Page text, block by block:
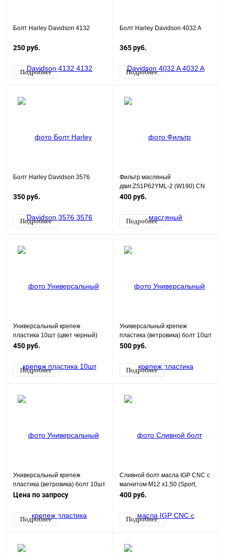
Болт Harley Davidson 4132
250 руб.
Подробнее
Болт Harley Davidson 4032 A
365 руб.
Подробнее
Болт Harley Davidson 3576
350 руб.
Подробнее
Фильтр масляный
двиг.ZS1P62YML-2 (W190) CN
400 руб.
Подробнее
Универсальный крепеж
пластика 10шт (цвет черный)
450 руб.
Подробнее
Универсальный крепеж
пластика (ветровика) болт 10шт
(черный)
500 руб.
Подробнее
Универсальный крепеж
пластика (ветровика) болт 10шт
(серебристый)
Цена по запросу
Подробнее
Сливной болт масла IGP CNC с
магнитом М12 х1,50 (Sport,
Senke)
400 руб.
Подробнее